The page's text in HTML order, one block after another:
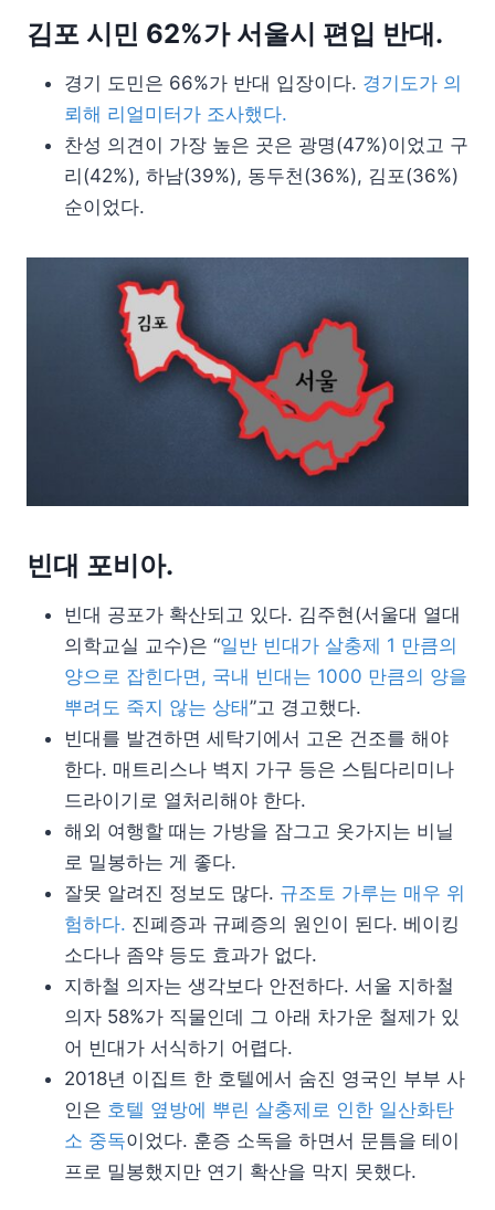
김포 시민 62%가 서울시 편입 반대.
경기 도민은 66%가 반대 입장이다. 경기도가 의
뢰해 리얼미터가 조사했다.
찬성 의견이 가장 높은 곳은 광명(47%)이었고 구
리(42%), 하남(39%), 동두천(36%), 김포(36%)
순이었다.
빈대 포비아.
빈대 공포가 확산되고 있다. 김주현(서울대 열대
의학교실 교수)은 “일반 빈대가 살충제 1 만큼의
양으로 잡힌다면, 국내 빈대는 1000 만큼의 양을
뿌려도 죽지 않는 상태”고 경고했다.
빈대를 발견하면 세탁기에서 고온 건조를 해야
한다. 매트리스나 벽지 가구 등은 스팀다리미나
드라이기로 열처리해야 한다.
해외 여행할 때는 가방을 잠그고 옷가지는 비닐
로 밀봉하는 게 좋다.
잘못 알려진 정보도 많다. 규조토 가루는 매우 위
험하다. 진폐증과 규폐증의 원인이 된다. 베이킹
소다나 좀약 등도 효과가 없다.
지하철 의자는 생각보다 안전하다. 서울 지하철
의자 58%가 직물인데 그 아래 차가운 철제가 있
어 빈대가 서식하기 어렵다.
2018년 이집트 한 호텔에서 숨진 영국인 부부 사
인은 호텔 옆방에 뿌린 살충제로 인한 일산화탄
소 중독이었다. 훈증 소독을 하면서 문틈을 테이
프로 밀봉했지만 연기 확산을 막지 못했다.